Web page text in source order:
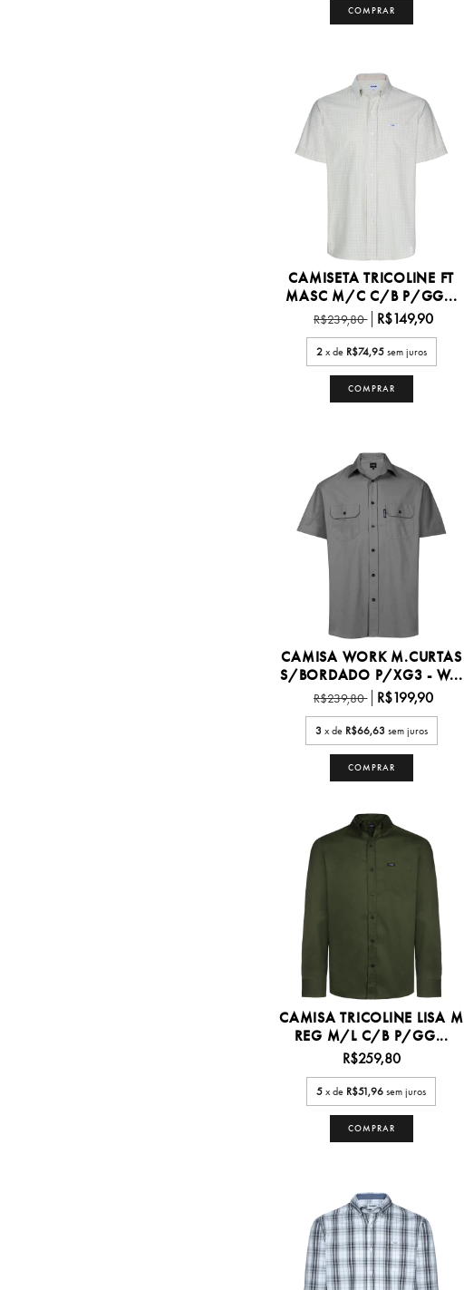
COMPRAR
CAMISETA TRICOLINE FT
MASC M/C C/B P/GG...
R$239,80 R$149,90
2 x de R$74,95 sem juros
COMPRAR
CAMISA WORK M.CURTAS
S/BORDADO P/XG3 - W...
R$239,80 R$199,90
3 x de R$66,63 sem juros
COMPRAR
CAMISA TRICOLINE LISA M
REG M/L C/B P/GG...
R$259,80
5 x de R$51,96 sem juros
COMPRAR